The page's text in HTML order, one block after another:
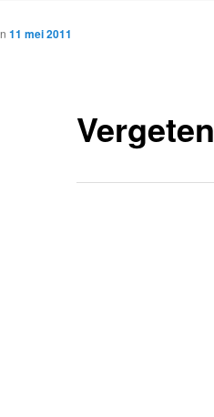
Vergeten
11 mei 2011